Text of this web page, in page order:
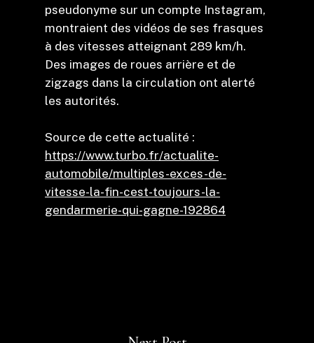
pseudonyme sur un compte Instagram,
montraient des vidéos de ses frasques
à des vitesses atteignant 289 km/h.
Des images de roues arrière et de
zigzags dans la circulation ont alerté
les autorités.
Source de cette actualité :
https://www.turbo.fr/actualite-
automobile/multiples-exces-de-
vitesse-la-fin-cest-toujours-la-
gendarmerie-qui-gagne-192864